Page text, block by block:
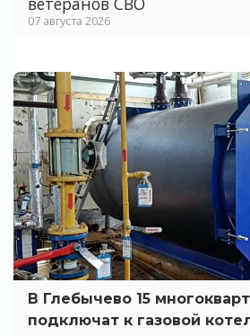
07 августа 2026
В Глебычево 15
подключат к газовой